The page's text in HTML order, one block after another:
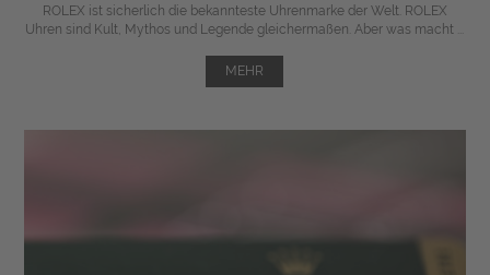
ROLEX ist sicherlich die bekannteste Uhrenmarke der Welt. ROLEX
Uhren sind Kult, Mythos und Legende gleichermaßen. Aber was macht ...
MEHR